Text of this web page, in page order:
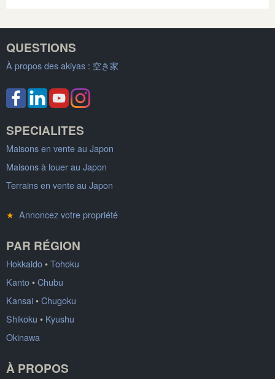
QUESTIONS
À propos des akiyas : 空き家
SPECIALITES
Maisons en vente au Japon
Maisons à louer au Japon
Terrains en vente au Japon
★ Annoncez votre propriété
PAR RÉGION
Hokkaido•Tohoku
Kanto•Chubu
Kansai•Chugoku
Shikoku • Kyushu
Okinawa
À PROPOS